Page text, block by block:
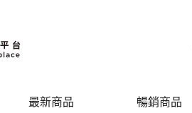
最新商品 暢銷商品